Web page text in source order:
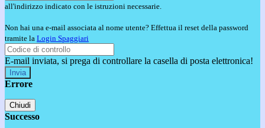
all'indirizzo indicato con le istruzioni necessarie.
Non hai una e-mail associata al nome utente? Effettua il reset della password
tramite la Login Spaggiari
E-mail inviata, si prega di controllare la casella di posta elettronica!
Errore
Chiudi
Successo